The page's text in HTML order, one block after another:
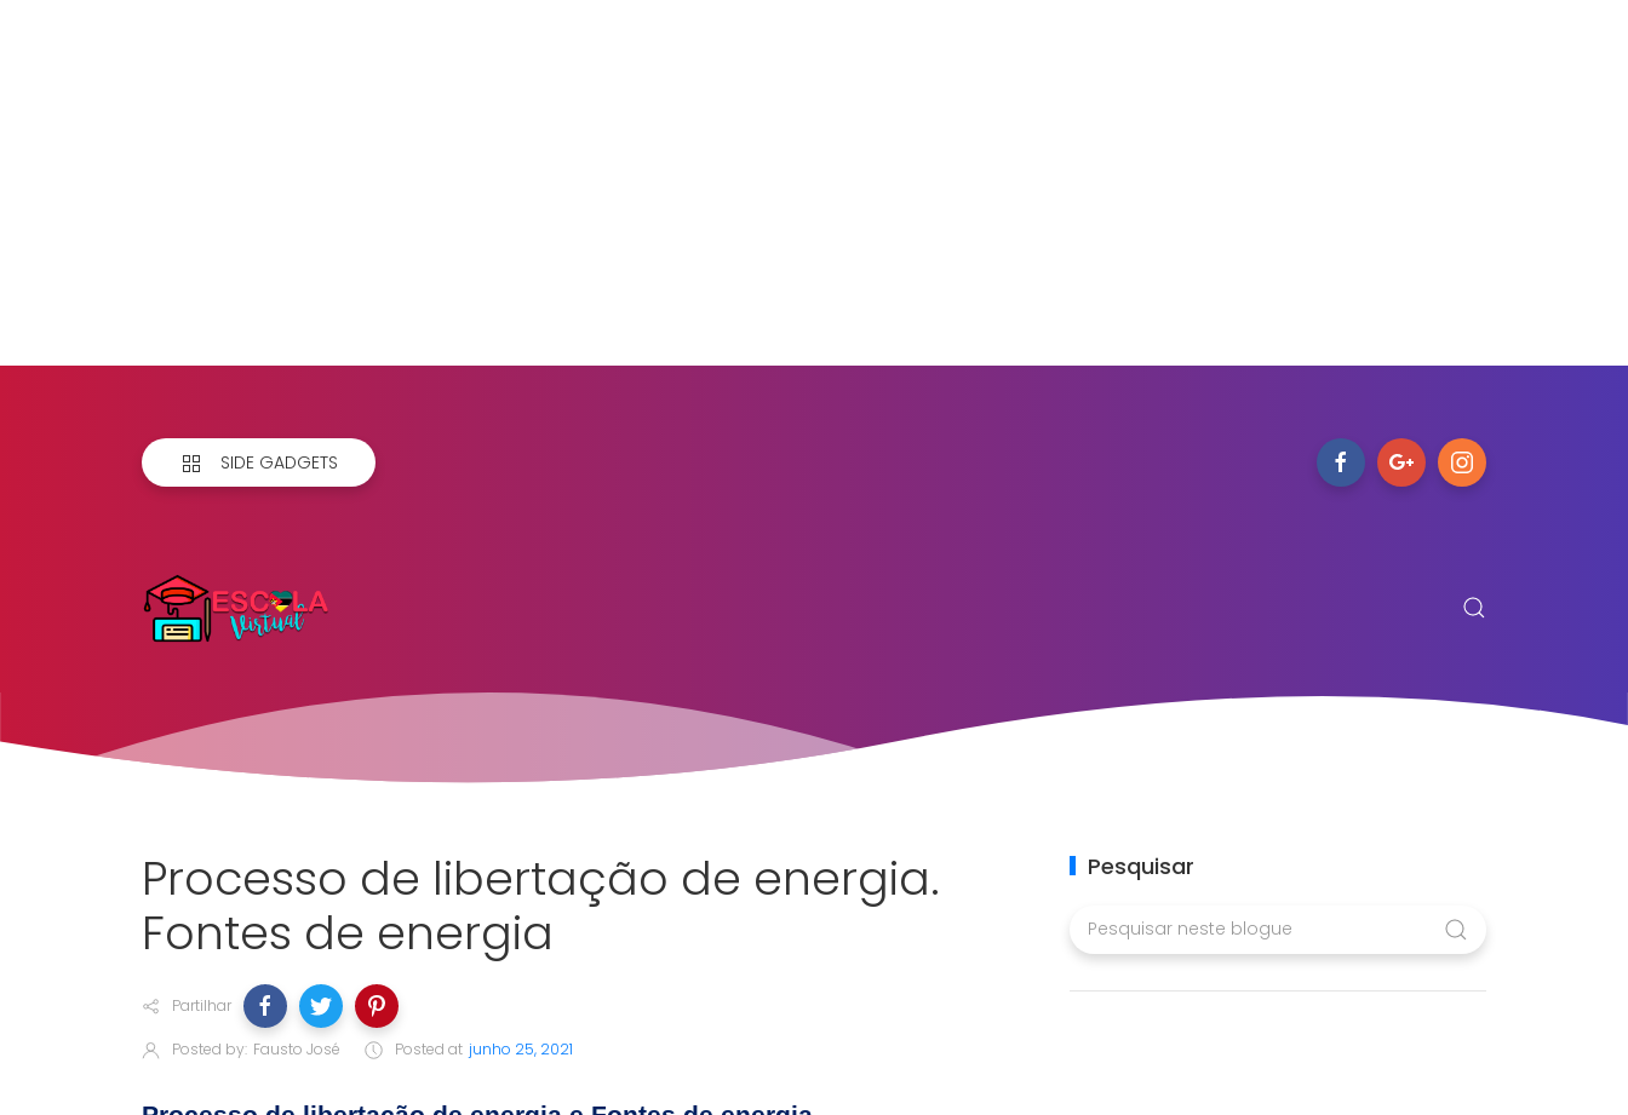
SIDE GADGETS
Processo de libertação de energia.
Fontes de energia
Partilhar
Posted by: Fausto José Posted at junho 25, 2021
Pesquisar